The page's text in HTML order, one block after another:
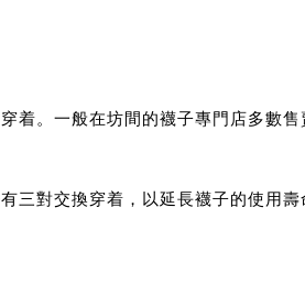
着。一般在坊間的襪子專門店多數
三對交換穿着，以延長襪子的使用壽